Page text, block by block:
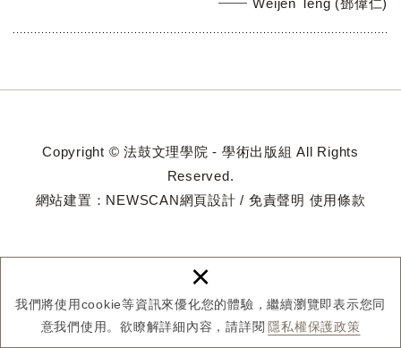
我們將使用cookie等資訊來優化您的體驗，繼續瀏覽即表示您同
意我們使用。欲瞭解詳細內容，請詳閱 隱私權保護政策
×
Weijen Teng (鄧偉仁)
Copyright © 法鼓文理學院 - 學術出版組 All Rights
Reserved.
網站建置： NEWSCAN網頁設計 / 免責聲明 使用條款